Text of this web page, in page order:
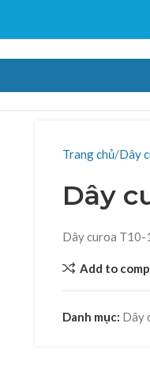
Trang chủ Dây
Dây
Dây curoa T10-
Add to
Danh mục: Dây